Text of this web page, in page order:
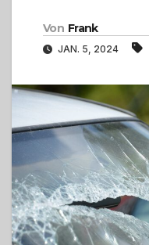
Von Frank
JAN. 5, 2024